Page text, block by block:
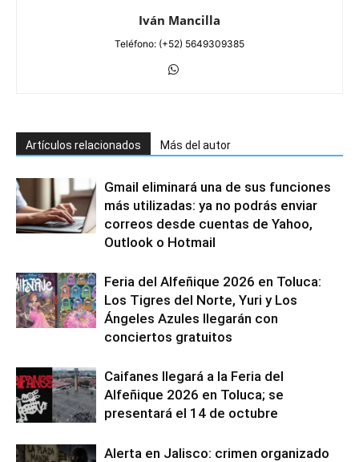
Iván Mancilla
Teléfono: (+52) 5649309385
Artículos relacionados Más del autor
Gmail eliminará una de sus funciones
más utilizadas: ya no podrás enviar
correos desde cuentas de Yahoo,
Outlook o Hotmail
Feria del Alfeñique 2026 en Toluca:
Los Tigres del Norte, Yuri y Los
Ángeles Azules llegarán con
conciertos gratuitos
Caifanes llegará a la Feria del
Alfeñique 2026 en Toluca; se
presentará el 14 de octubre
Alerta en Jalisco: crimen organizado